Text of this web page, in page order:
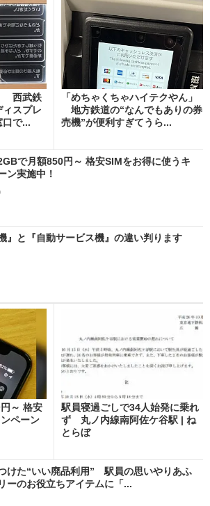
西武鉄
スプレ
で...
「めちゃくちゃハイテクやん」
地方鉄道の“なんでもありの券
売機”が便利すぎてうら...
で月額850円～ 格安SIMをお得に使うキ
ン実施中！
』と『自動サービス機』の違い判ります
～ 格安
ペーン
駅員寝過ごしで34人始発に乗れ
ず 丸ノ内線南阿佐ケ谷駅 | ね
とらぼ
けた“いい廃品利用” 駅員の思いやりあふ
ーのお役立ちアイテムに「...